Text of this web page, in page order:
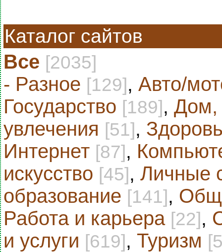
Каталог сайтов
Все [2035]
- Разное [129], Авто/
Государство [189], Дом,
увлечения [51],
Интернет [87],
искусство [45], Личные
образование [141],
Работа и карьера [22],
и услуги [619], Туризм